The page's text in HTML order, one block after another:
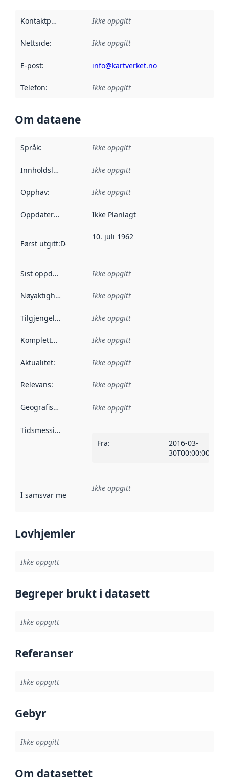
Kontaktpunkt Ikke oppgitt
Nettside: Ikke oppgitt
E-post: info@kartverket.no
Telefon: Ikke oppgitt
Om dataene
Språk: Ikke oppgitt
Innholdsleverandører :
Ikke oppgitt
Opphav: Ikke oppgitt
Oppdateringsfrekvens :
Ikke Planlagt
Først utgitt:Denne datoen sier når dataene i dette
10. juli 1962
Sist oppdatert Ikke oppgitt
Nøyaktighet Ikke oppgitt
Tilgjengelighet Ikke oppgitt
Kompletthet Ikke oppgitt
Aktualitet: Ikke oppgitt
Relevans: Ikke oppgitt
Geografisk avgrensning :
Ikke oppgitt
Tidsmessig avgrensning
Fra:
2016-03-
30T00:00:00Z
I samsvar med Referanse til en implementasjonsregel
Ikke oppgitt
Lovhjemler
Ikke oppgitt
Begreper brukt i datasett
Ikke oppgitt
Referanser
Ikke oppgitt
Gebyr
Ikke oppgitt
Om datasettet